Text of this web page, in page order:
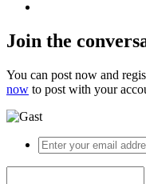
Join the
You can post now and
now to post with your